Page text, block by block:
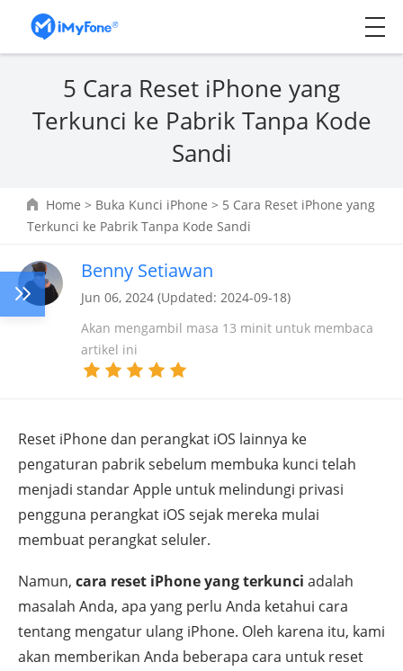
5 Cara Reset iPhone yang
Terkunci ke Pabrik Tanpa Kode
Sandi
Home > Buka Kunci iPhone > 5 Cara Reset iPhone yang
Terkunci ke Pabrik Tanpa Kode Sandi
Benny Setiawan
Jun 06, 2024 (Updated: 2024-09-18)
Akan mengambil masa 13 minit untuk membaca
artikel ini
Reset iPhone dan perangkat iOS lainnya ke
pengaturan pabrik sebelum membuka kunci telah
menjadi standar Apple untuk melindungi privasi
pengguna perangkat iOS sejak mereka mulai
membuat perangkat seluler.
Namun, cara reset iPhone yang terkunci adalah
masalah Anda, apa yang perlu Anda ketahui cara
tentang mengatur ulang iPhone. Oleh karena itu, kami
akan memberikan Anda beberapa cara untuk reset